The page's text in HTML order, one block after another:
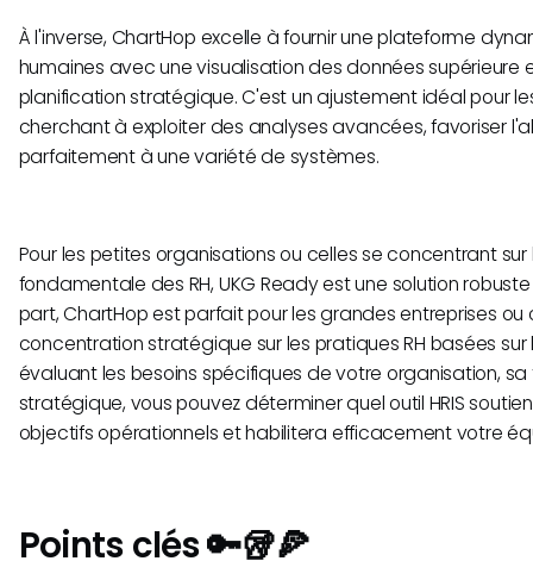
À l'inverse, ChartHop excelle à fournir une plateforme
humaines avec une visualisation des données
planification stratégique. C'est un ajustement idéal pour
cherchant à exploiter des analyses avancées, favoriser
parfaitement à une variété de systèmes.
Pour les petites organisations ou celles se concentrant
fondamentale des RH, UKG Ready est une solution
part, ChartHop est parfait pour les grandes entreprises ou
concentration stratégique sur les pratiques RH basées sur
évaluant les besoins spécifiques de votre organisation,
stratégique, vous pouvez déterminer quel outil HRIS
objectifs opérationnels et habilitera efficacement votre
Points clés 🔑🥡🍕